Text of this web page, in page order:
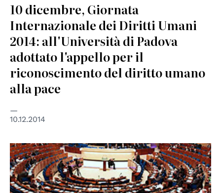
10 dicembre, Giornata
Internazionale dei Diritti Umani
2014: all'Università di Padova
adottato l'appello per il
riconoscimento del diritto umano
alla pace
10.12.2014
© Council of Europe